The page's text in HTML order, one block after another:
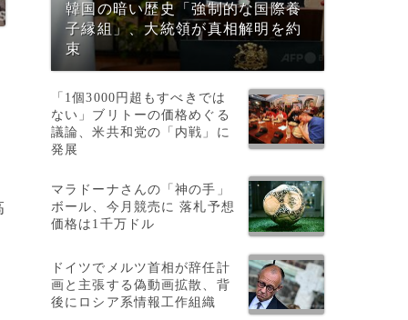
韓国の暗い歴史「強制的な国際養
子縁組」、大統領が真相解明を約
束
「1個3000円超もすべきでは
ない」ブリトーの価格めぐる
議論、米共和党の「内戦」に
発展
マラドーナさんの「神の手」
ボール、今月競売に 落札予想
価格は1千万ドル
ドイツでメルツ首相が辞任計
画と主張する偽動画拡散、背
後にロシア系情報工作組織